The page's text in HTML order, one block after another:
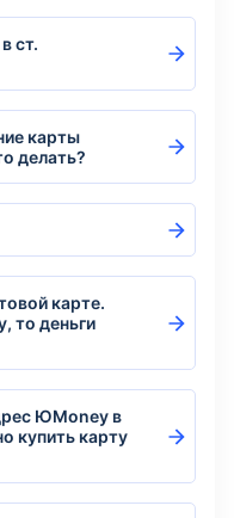
ст.
карты
делать?
карте.
то деньги
ЮMoney в
купить карту